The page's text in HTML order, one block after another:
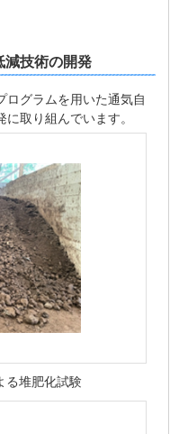
減技術の開発
グラムを用いた通気自
取り組んでいます。
る堆肥化試験